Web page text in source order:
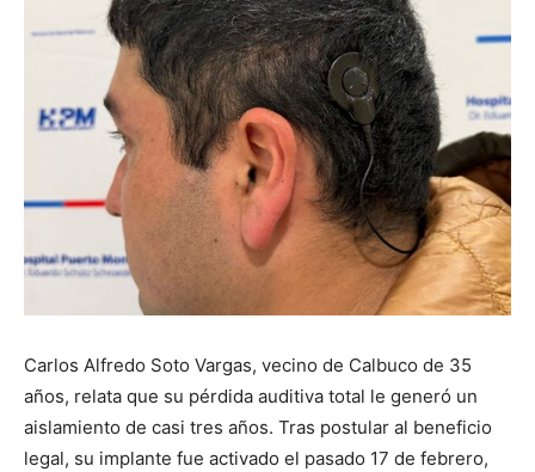
Carlos Alfredo Soto Vargas, vecino de Calbuco de 35
años, relata que su pérdida auditiva total le generó un
aislamiento de casi tres años. Tras postular al beneficio
legal, su implante fue activado el pasado 17 de febrero,